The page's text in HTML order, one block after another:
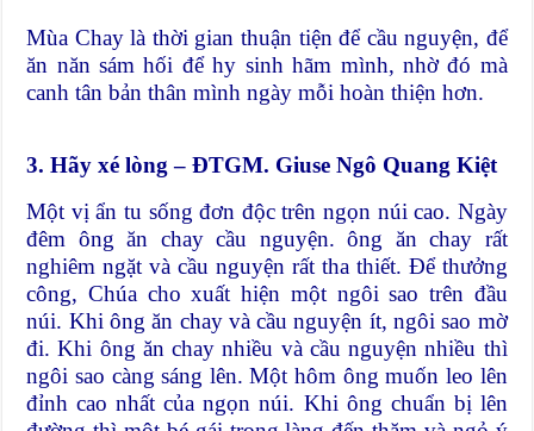
Mùa Chay là thời gian thuận tiện để cầu nguyện, để
ăn năn sám hối để hy sinh hãm mình, nhờ đó mà
canh tân bản thân mình ngày mỗi hoàn thiện hơn.
3. Hãy xé lòng – ĐTGM. Giuse Ngô Quang Kiệt
Một vị ẩn tu sống đơn độc trên ngọn núi cao. Ngày
đêm ông ăn chay cầu nguyện. ông ăn chay rất
nghiêm ngặt và cầu nguyện rất tha thiết. Để thưởng
công, Chúa cho xuất hiện một ngôi sao trên đầu
núi. Khi ông ăn chay và cầu nguyện ít, ngôi sao mờ
đi. Khi ông ăn chay nhiều và cầu nguyện nhiều thì
ngôi sao càng sáng lên. Một hôm ông muốn leo lên
đỉnh cao nhất của ngọn núi. Khi ông chuẩn bị lên